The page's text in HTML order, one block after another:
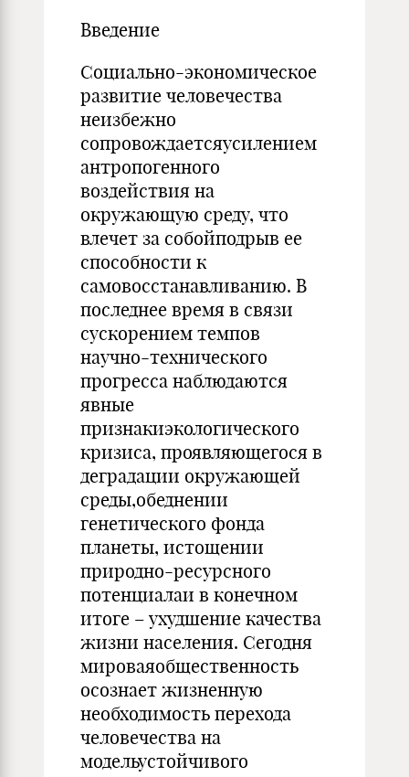
Введение
Социально-экономическое
развитие человечества
неизбежно
сопровождаетсяусилением
антропогенного
воздействия на
окружающую среду, что
влечет за собойподрыв ее
способности к
самовосстанавливанию. В
последнее время в связи
сускорением темпов
научно-технического
прогресса наблюдаются
явные
признакиэкологического
кризиса, проявляющегося в
деградации окружающей
среды,обеднении
генетического фонда
планеты, истощении
природно-ресурсного
потенциалаи в конечном
итоге – ухудшение качества
жизни населения. Сегодня
мироваяобщественность
осознает жизненную
необходимость перехода
человечества на
модельустойчивого